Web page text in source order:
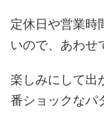
定休日や営業時
いので、あわせ
楽しみにして出
番ショックなパ